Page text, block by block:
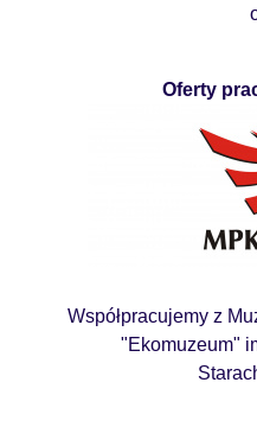
Oferty
Współpracujemy z
"Ekomuzeum"